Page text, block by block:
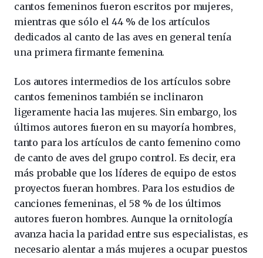
cantos femeninos fueron escritos por mujeres,
mientras que sólo el 44 % de los artículos
dedicados al canto de las aves en general tenía
una primera firmante femenina.
Los autores intermedios de los artículos sobre
cantos femeninos también se inclinaron
ligeramente hacia las mujeres. Sin embargo, los
últimos autores fueron en su mayoría hombres,
tanto para los artículos de canto femenino como
de canto de aves del grupo control. Es decir, era
más probable que los líderes de equipo de estos
proyectos fueran hombres. Para los estudios de
canciones femeninas, el 58 % de los últimos
autores fueron hombres. Aunque la ornitología
avanza hacia la paridad entre sus especialistas, es
necesario alentar a más mujeres a ocupar puestos